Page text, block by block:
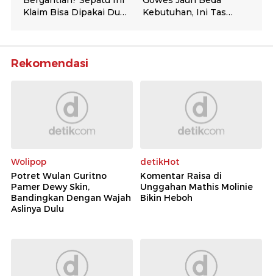
Rekomendasi
Wolipop
Potret Wulan Guritno
Pamer Dewy Skin,
Bandingkan Dengan Wajah
Aslinya Dulu
detikHot
Komentar Raisa di
Unggahan Mathis Molinie
Bikin Heboh